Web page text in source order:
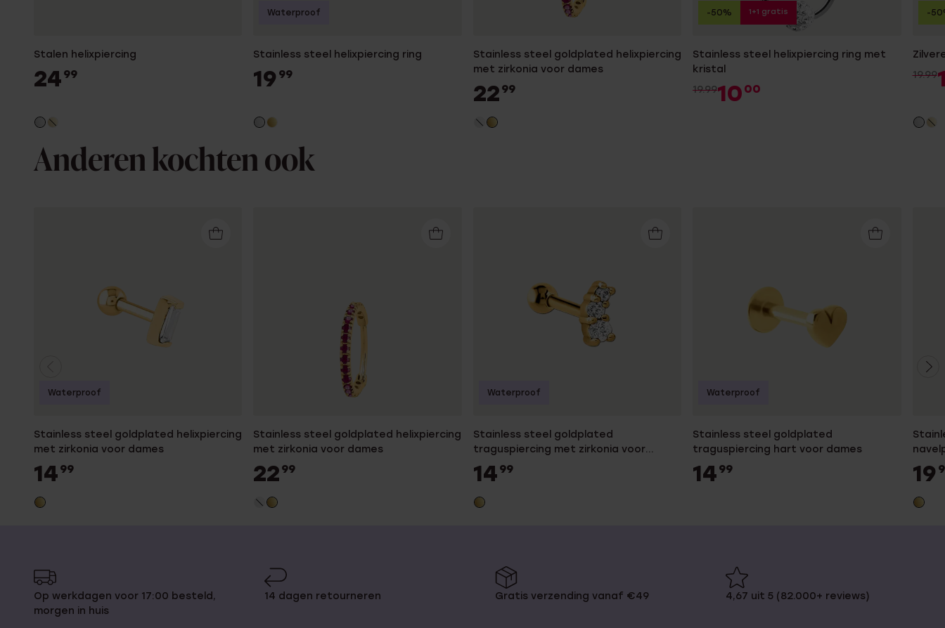
Stalen helixpiercing
24 99
Stainless steel helixpiercing ring
19 99
Waterproof
Stainless steel goldplated helixpiercing
met zirkonia voor dames
22 99
Stainless steel helixpiercing ring met
kristal
19.9910 00
-50% 1+1 gratis
19.99
-
Anderen kochten ook
Stainless steel goldplated helixpiercing
met zirkonia voor dames
14 99
Waterproof
Stainless steel goldplated helixpiercing
met zirkonia voor dames
22 99
Stainless steel goldplated
traguspiercing met zirkonia voor
dames
14 99
Waterproof
Stainless steel goldplated
traguspiercing hart voor dames
14 99
Waterproof
19
Op werkdagen voor 17:00 besteld,
morgen in huis
14 dagen retourneren Gratis verzending vanaf €49 4,67 uit 5 (82.000+ reviews)